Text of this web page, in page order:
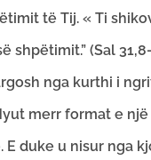
të Tij. « Ti
(Sal
nga kurthi i
merr format e
duke u nisur nga